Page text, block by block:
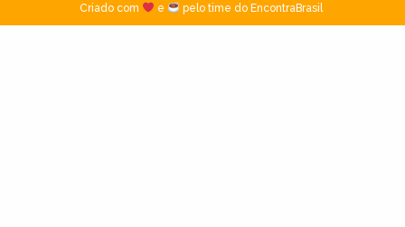
Criado com
e pelo time do EncontraBrasil